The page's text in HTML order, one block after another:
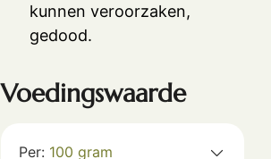
kunnen veroorzaken,
gedood.
Voedingswaarde
Per: 100 gram